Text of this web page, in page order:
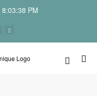
8:03:39 PM